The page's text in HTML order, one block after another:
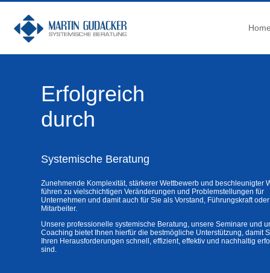
Erfolgreich
durch
Systemische Beratung
Zunehmende Komplexität, stärkerer Wettbewerb und beschleunigter
führen zu vielschichtigen Veränderungen und Problemstellungen für
Unternehmen und damit auch für Sie als Vorstand, Führungskraft oder
Mitarbeiter.
Unsere professionelle systemische Beratung, unsere Seminare und
Coaching bietet Ihnen hierfür die bestmögliche Unterstützung, damit
Ihren Herausforderungen schnell, effizient, effektiv und nachhaltig
sind.